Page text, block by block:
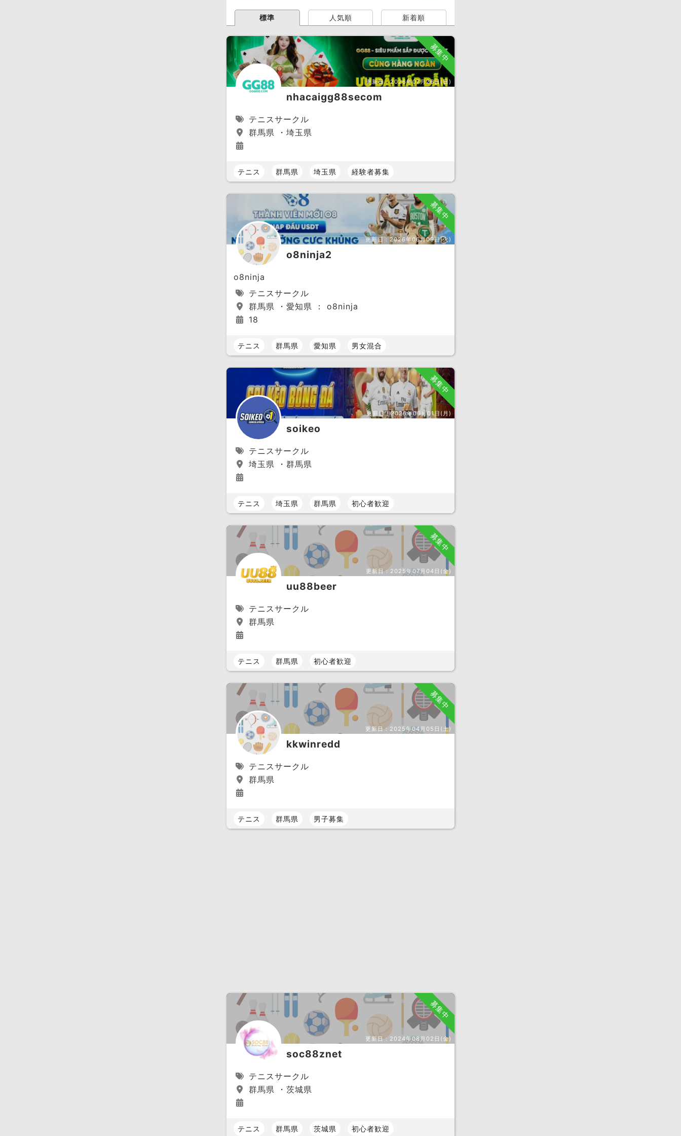
標準 人気順 新着順
募集中
更新日：2026年07月26日(日)
nhacaigg88secom
テニスサークル
群馬県 ・埼玉県
テニス 群馬県 埼玉県 経験者募集
募集中
更新日： 2026年06月09日(火)
o8ninja2
o8ninja
テニスサークル
群馬県 ・愛知県 ： o8ninja
18
テニス 群馬県 愛知県 男女混合
募集中
更新日：2026年06月01日(月)
soikeo
テニスサークル
埼玉県 ・群馬県
テニス 埼玉県 群馬県 初心者歓迎
募集中
更新日： 2025年07月04日(金)
uu88beer
テニスサークル
群馬県
テニス 群馬県 初心者歓迎
募集中
更新日： 2025年04月05日(土)
kkwinredd
テニスサークル
群馬県
テニス 群馬県 男子募集
募集中
更新日： 2024年08月02日(金)
soc88znet
テニスサークル
群馬県 ・茨城県
テニス 群馬県 茨城県 初心者歓迎